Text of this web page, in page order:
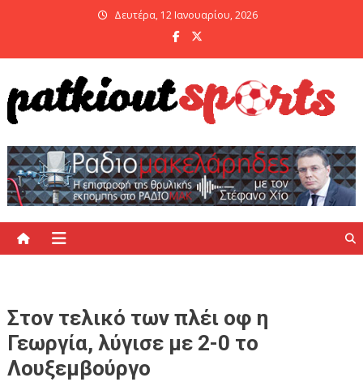
Δευτέρα, 12 Ιανουαρίου, 2026
Στον τελικό των πλέι οφ η
Γεωργία, λύγισε με 2-0 το
Λουξεμβούργο